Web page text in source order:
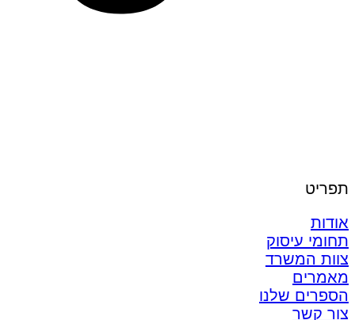
תפריט
אודות
תחומי עיסוק
צוות המשרד
מאמרים
הספרים שלנו
צור קשר